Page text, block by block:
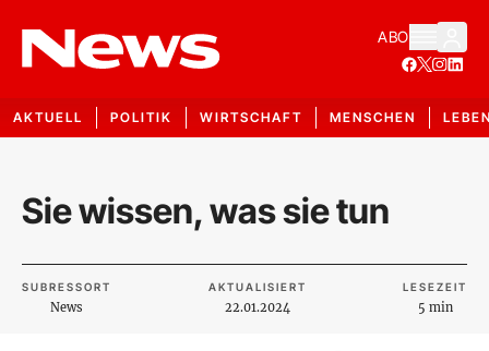
ABO
AKTUELL POLITIK WIRTSCHAFT MENSCHEN
Sie wissen, was sie tun
SUBRESSORT
News
AKTUALISIERT
22.01.2024
LESEZEIT
5 min